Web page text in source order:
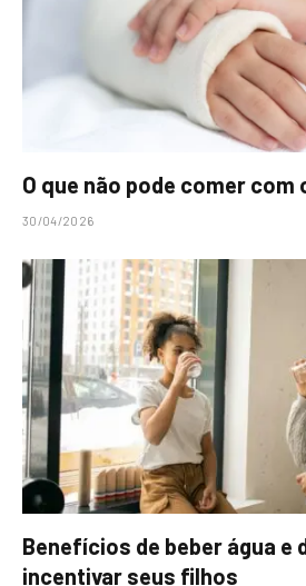
O que não pode comer
30/04/2026
Benefícios de beber água e
incentivar seus filhos